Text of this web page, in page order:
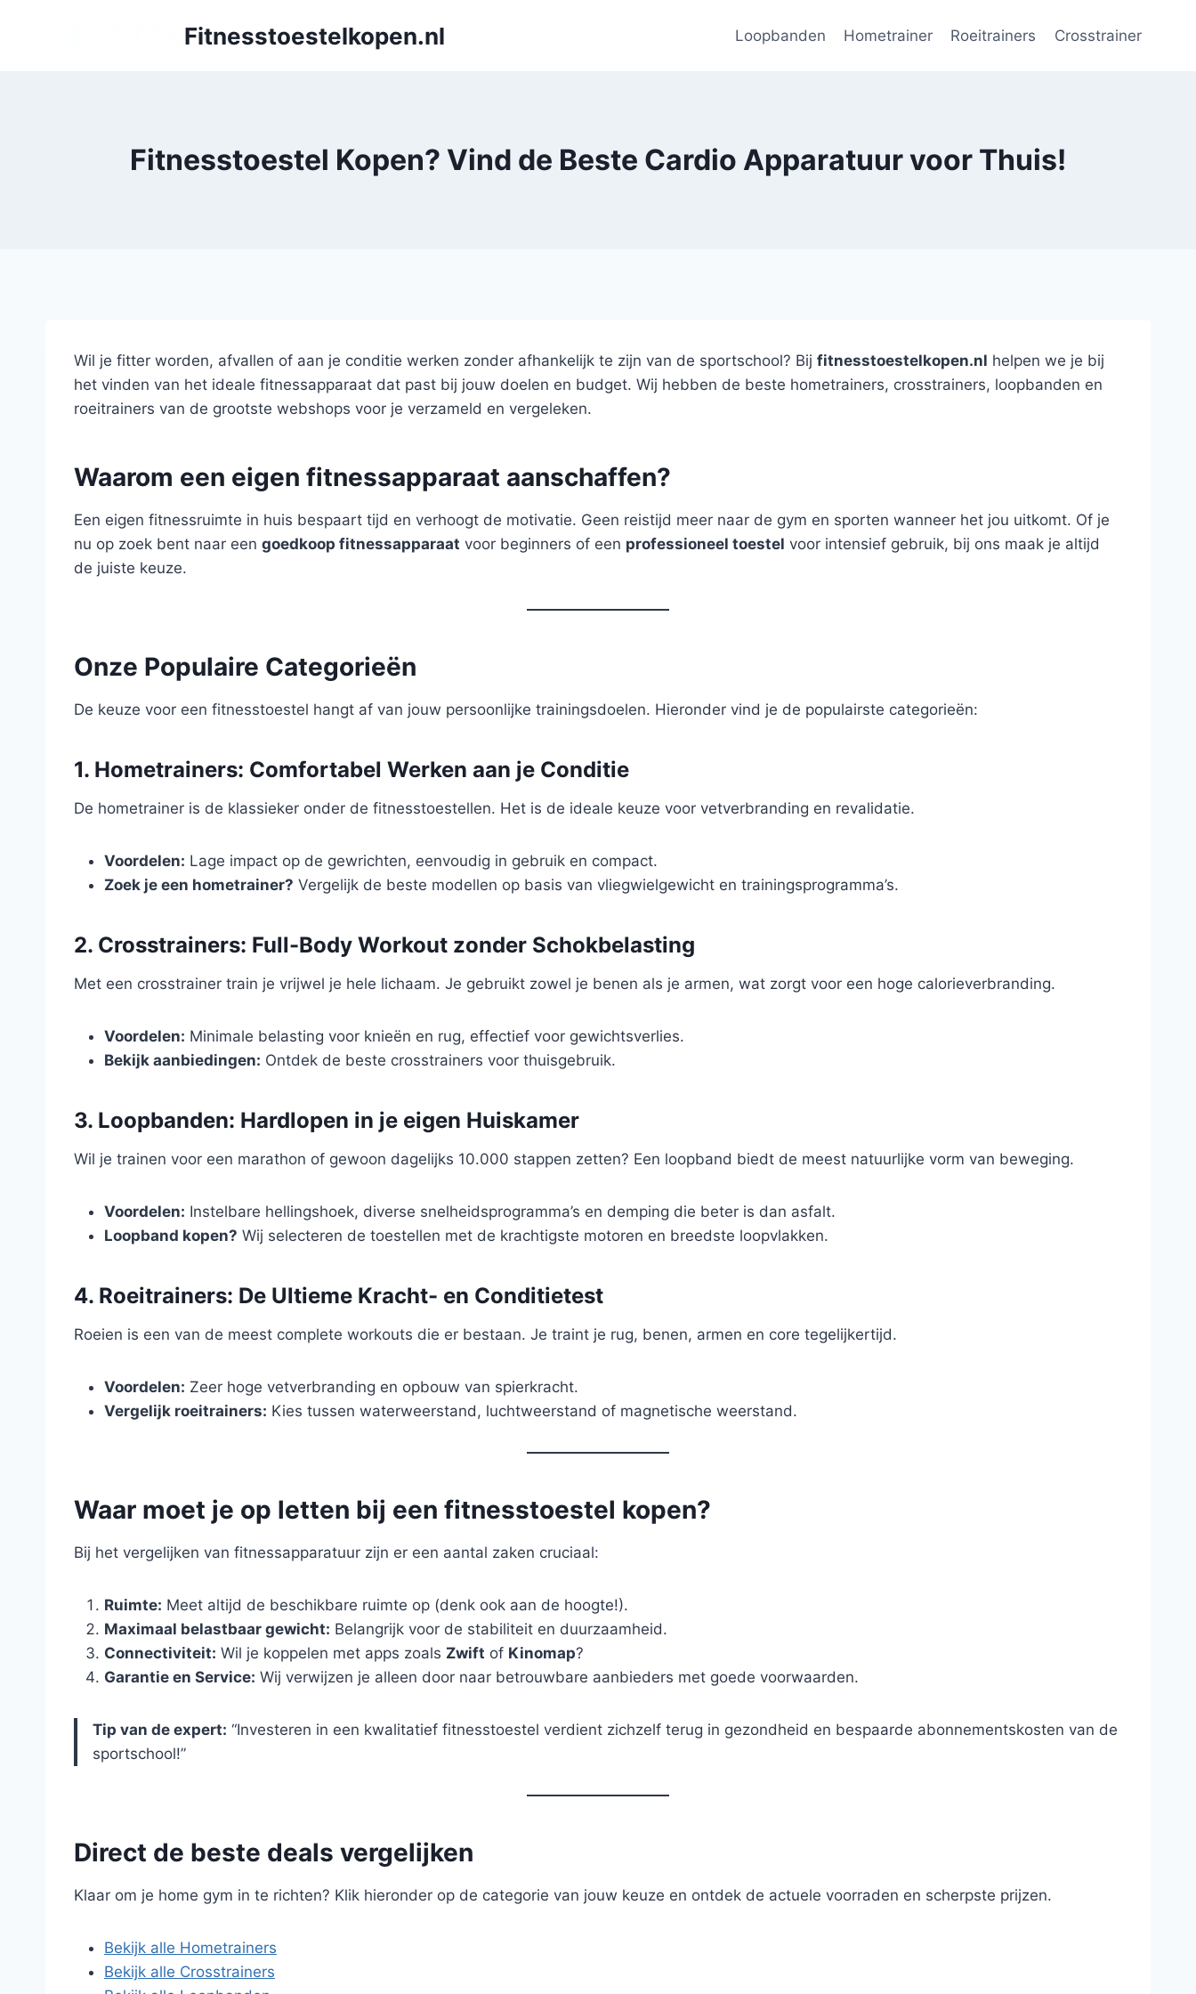
Fitnesstoestelkopen.nl Loopbanden Hometrainer Roeitrainers Crosstrainer
Fitnesstoestel Kopen? Vind de Beste Cardio Apparatuur voor Thuis!
Wil je fitter worden, afvallen of aan je conditie werken zonder afhankelijk te zijn van de sportschool? Bij fitnesstoestelkopen.nl helpen we je bij
het vinden van het ideale fitnessapparaat dat past bij jouw doelen en budget. Wij hebben de beste hometrainers, crosstrainers, loopbanden en
roeitrainers van de grootste webshops voor je verzameld en vergeleken.
Waarom een eigen fitnessapparaat aanschaffen?
Een eigen fitnessruimte in huis bespaart tijd en verhoogt de motivatie. Geen reistijd meer naar de gym en sporten wanneer het jou uitkomt. Of je
nu op zoek bent naar een goedkoop fitnessapparaat voor beginners of een professioneel toestel voor intensief gebruik, bij ons maak je altijd
de juiste keuze.
Onze Populaire Categorieën
De keuze voor een fitnesstoestel hangt af van jouw persoonlijke trainingsdoelen. Hieronder vind je de populairste categorieën:
1. Hometrainers: Comfortabel Werken aan je Conditie
De hometrainer is de klassieker onder de fitnesstoestellen. Het is de ideale keuze voor vetverbranding en revalidatie.
Voordelen: Lage impact op de gewrichten, eenvoudig in gebruik en compact.
Zoek je een hometrainer? Vergelijk de beste modellen op basis van vliegwielgewicht en trainingsprogramma’s.
2. Crosstrainers: Full-Body Workout zonder Schokbelasting
Met een crosstrainer train je vrijwel je hele lichaam. Je gebruikt zowel je benen als je armen, wat zorgt voor een hoge calorieverbranding.
Voordelen: Minimale belasting voor knieën en rug, effectief voor gewichtsverlies.
Bekijk aanbiedingen: Ontdek de beste crosstrainers voor thuisgebruik.
3. Loopbanden: Hardlopen in je eigen Huiskamer
Wil je trainen voor een marathon of gewoon dagelijks 10.000 stappen zetten? Een loopband biedt de meest natuurlijke vorm van beweging.
Voordelen: Instelbare hellingshoek, diverse snelheidsprogramma’s en demping die beter is dan asfalt.
Loopband kopen? Wij selecteren de toestellen met de krachtigste motoren en breedste loopvlakken.
4. Roeitrainers: De Ultieme Kracht- en Conditietest
Roeien is een van de meest complete workouts die er bestaan. Je traint je rug, benen, armen en core tegelijkertijd.
Voordelen: Zeer hoge vetverbranding en opbouw van spierkracht.
Vergelijk roeitrainers: Kies tussen waterweerstand, luchtweerstand of magnetische weerstand.
Waar moet je op letten bij een fitnesstoestel kopen?
Bij het vergelijken van fitnessapparatuur zijn er een aantal zaken cruciaal:
Ruimte: Meet altijd de beschikbare ruimte op (denk ook aan de hoogte!).
Maximaal belastbaar gewicht: Belangrijk voor de stabiliteit en duurzaamheid.
Connectiviteit: Wil je koppelen met apps zoals Zwift of Kinomap?
Garantie en Service: Wij verwijzen je alleen door naar betrouwbare aanbieders met goede voorwaarden.
Tip van de expert: “Investeren in een kwalitatief fitnesstoestel verdient zichzelf terug in gezondheid en bespaarde abonnementskosten van de
sportschool!”
Direct de beste deals vergelijken
Klaar om je home gym in te richten? Klik hieronder op de categorie van jouw keuze en ontdek de actuele voorraden en scherpste prijzen.
Bekijk alle Hometrainers
Bekijk alle Crosstrainers